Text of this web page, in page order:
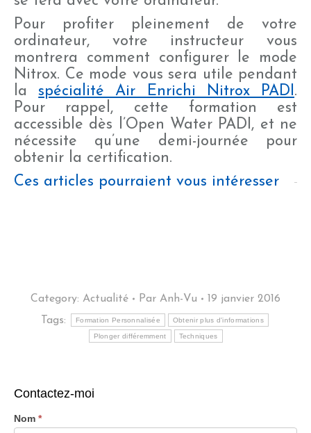
Pour profiter pleinement de votre
ordinateur, votre instructeur vous
montrera comment configurer le mode
Nitrox. Ce mode vous sera utile pendant
laspécialité Air Enrichi Nitrox PADI.
Pour rappel, cette formation est
accessible dès l’Open Water PADI, et ne
nécessite qu’une demi-journée pour
obtenir la certification.
Ces articles pourraient vous intéresser
Category: Actualité Par Anh-Vu
19 janvier 2016
Tags:
Formation Personnalisée Obtenir plus d'informations
Plonger différemment Techniques
Contactez-moi
Nom *